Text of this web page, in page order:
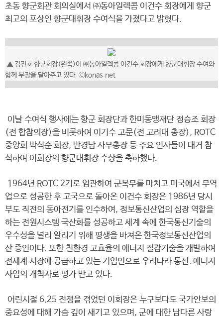
초동 향군회관 회의실에서 ㈜동아일렉콤 이건수 회장에게 향군
최고의 포상인 향군대휘장 수여식을 가졌다고 밝혔다.
▲ 김진호 향군회장(왼쪽)이 ㈜동아일렉콤 이건수 회장에게 향군대휘장 수여와
함께 부장을 달아주고 있다. ⓒkonas.net
이날 수여식 행사에는 향군 회장단과 한미동맹재단 정승조 회장
(전 합참의장)을 비롯하여 이기수 고문(전 고려대 총장), ROTC
중앙회 박식순 회장, 반경남 사무총장 등 주요 인사들이 대거 참
석하여 이회장의 향군대휘장 수상을 축하했다.
1964년 ROTC 2기로 임관하여 군복무를 마치고 미국에서 무역
업으로 성공한 후 고국으로 돌아온 이건수 회장은 1986년 당시
부도 직전의 동아전기를 인수하여, 정보통신산업의 심장 역할을
하는 전원시스템 국산화를 성공하고 세계 속에 한국통신기술의
우수성을 널리 알리기 위해 평생을 바쳐온 한국정보통신산업의
산 증인이다. 또한 친환경 고효율의 에너지 절감기술을 개발하여
전세계 시장에 공급하고 있는 기업인으로 우리나라 통신․에너지
사업의 개척자로 평가 받고 있다.
어린시절 6.25 전쟁을 겪었던 이회장은 누구보다도 국가안보의
중요성에 대해 가슴 깊이 새기고 있으며, 군에 대한 남다른 사랑